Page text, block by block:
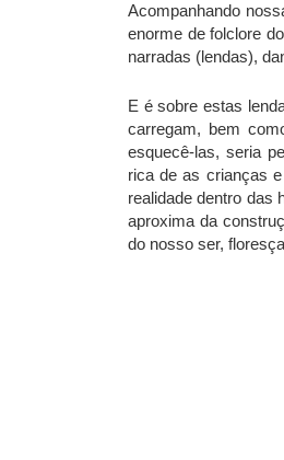
Acompanhando
enorme de folclore
narradas (lendas),
E é sobre estas
carregam, bem
esquecê-las, seria
rica de as crianças
realidade dentro das
aproxima da
do nosso ser,